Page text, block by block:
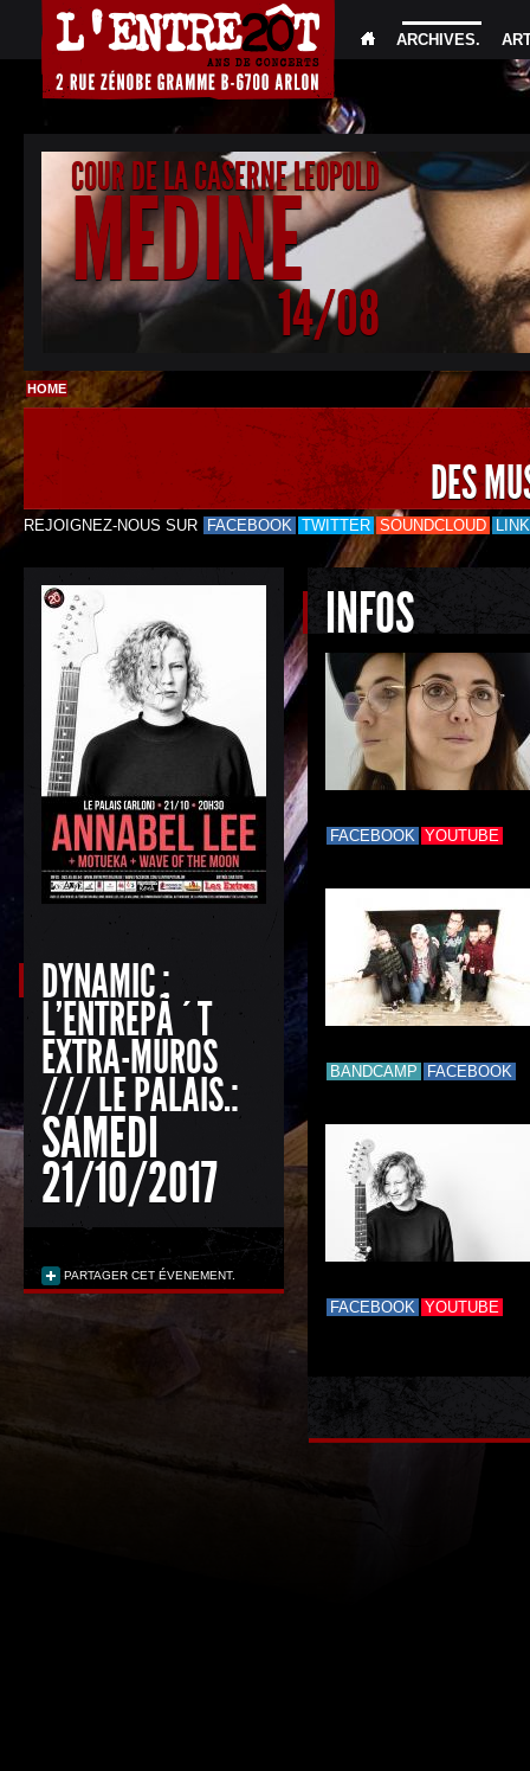
ARCHIVES.
COUR DE LA CASERNE LEOPOLD
MEDINE
14/08
HOME
DES
REJOIGNEZ-NOUS SUR FACEBOOK TWITTER SOUNDCLOUD
DYNAMIC :
L'ENTREPÃ´T
EXTRA-MUROS
/// LE PALAIS.:
SAMEDI
21/10/2017
PARTAGER CET ÉVENEMENT.
INFOS
FACEBOOK YOUTUBE
BANDCAMP FACEBOOK
FACEBOOK YOUTUBE